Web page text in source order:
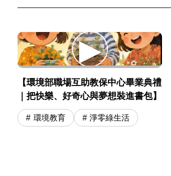
【環境部職場互助教保中心畢業典禮
｜把快樂、好奇心與夢想裝進書包】
環境教育 淨零綠生活